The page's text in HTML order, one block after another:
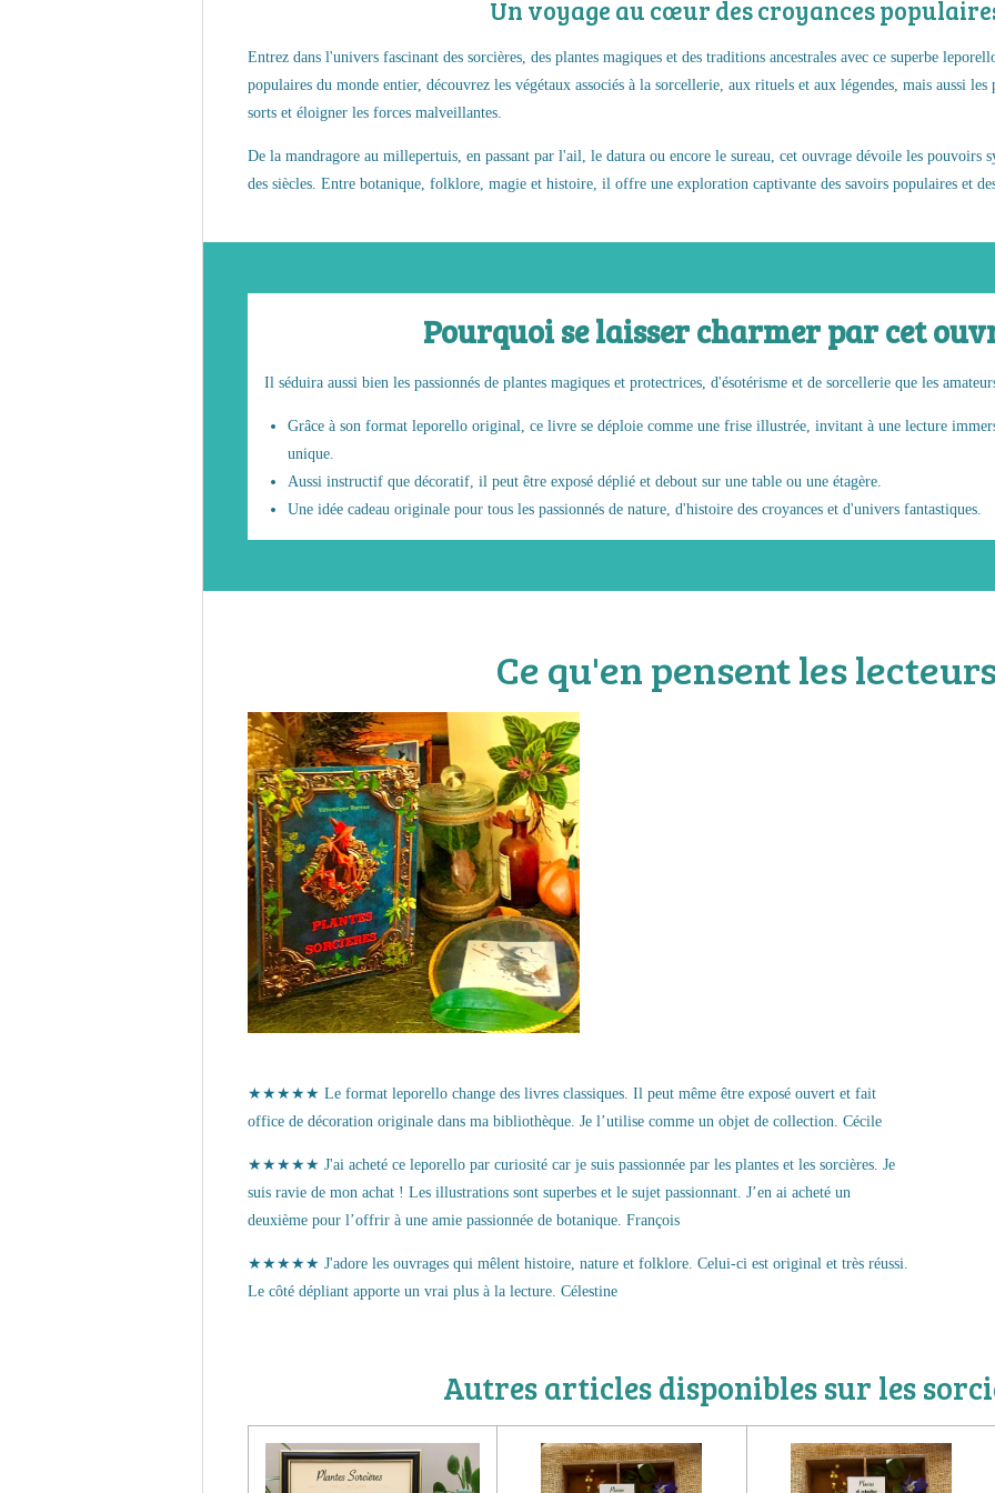
Un voyage au cœur des croyances
Entrez dans l'univers fascinant des sorcières, des plantes magiques et des traditions ancestrales avec ce superbe
populaires du monde entier, découvrez les végétaux associés à la sorcellerie, aux rituels et aux légendes, mais aussi les
sorts et éloigner les forces malveillantes.
De la mandragore au millepertuis, en passant par l'ail, le datura ou encore le sureau, cet ouvrage dévoile les pouvoirs
des siècles. Entre botanique, folklore, magie et histoire, il offre une exploration captivante des savoirs populaires et
Pourquoi se laisser charmer par cet
Il séduira aussi bien les passionnés de plantes magiques et protectrices, d'ésotérisme et de sorcellerie que les
Grâce à son format leporello original, ce livre se déploie comme une frise illustrée, invitant à une lecture
unique.
Aussi instructif que décoratif, il peut être exposé déplié et debout sur une table ou une étagère.
Une idée cadeau originale pour tous les passionnés de nature, d'histoire des croyances et d'univers fantastiques.
Ce qu'en pensent les
★★★★★ Le format leporello change des livres classiques. Il peut même être exposé ouvert et fait
office de décoration originale dans ma bibliothèque. Je l’utilise comme un objet de collection. Cécile
★★★★★ J'ai acheté ce leporello par curiosité car je suis passionnée par les plantes et les sorcières. Je
suis ravie de mon achat ! Les illustrations sont superbes et le sujet passionnant. J’en ai acheté un
deuxième pour l’offrir à une amie passionnée de botanique. François
★★★★★ J'adore les ouvrages qui mêlent histoire, nature et folklore. Celui-ci est original et très réussi.
Le côté dépliant apporte un vrai plus à la lecture. Célestine
Autres articles disponibles sur les